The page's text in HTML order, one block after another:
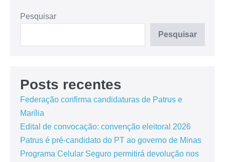
Pesquisar
Pesquisar
Posts recentes
Federação confirma candidaturas de Patrus e
Marília
Edital de convocação: convenção eleitoral 2026
Patrus é pré-candidato do PT ao governo de Minas
Programa Celular Seguro permitirá devolução nos